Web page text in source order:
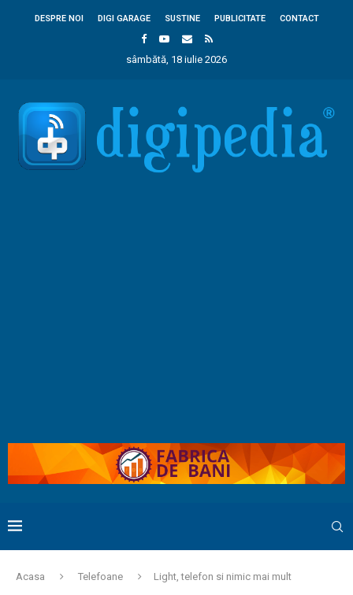
DESPRE NOI DIGI GARAGE SUSTINE PUBLICITATE CONTACT
sâmbătă, 18 iulie 2026
Acasa Telefoane Light, telefon si nimic mai mult